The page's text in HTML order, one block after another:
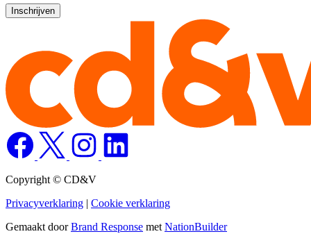
Copyright © CD&V
Privacyverklaring | Cookie verklaring
Gemaakt doorBrand Response met NationBuilder